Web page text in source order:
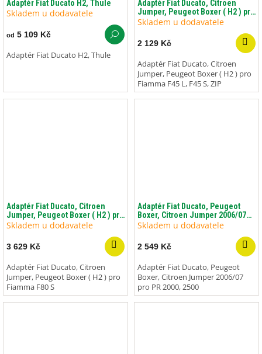
Adaptér Fiat Ducato H2, Thule
Skladem u dodavatele
od 5 109 Kč
Adaptér Fiat Ducato H2, Thule
Adaptér Fiat Ducato, Citroen
Jumper, Peugeot Boxer ( H2 ) pro
Fiamma F45 L, F45 S, ZIP
Skladem u dodavatele
2 129 Kč
Adaptér Fiat Ducato, Citroen
Jumper, Peugeot Boxer ( H2 ) pro
Fiamma F45 L, F45 S, ZIP
Adaptér Fiat Ducato, Citroen
Jumper, Peugeot Boxer ( H2 ) pro
Fiamma F80 S
Skladem u dodavatele
3 629 Kč
Adaptér Fiat Ducato, Citroen
Jumper, Peugeot Boxer ( H2 ) pro
Fiamma F80 S
Adaptér Fiat Ducato, Peugeot
Boxer, Citroen Jumper 2006/07
pro PR 2000, 2500
Skladem u dodavatele
2 549 Kč
Adaptér Fiat Ducato, Peugeot
Boxer, Citroen Jumper 2006/07
pro PR 2000, 2500